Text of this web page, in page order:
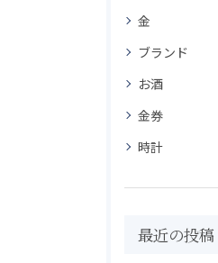
金
ブランド
お酒
金券
時計
最近の投稿